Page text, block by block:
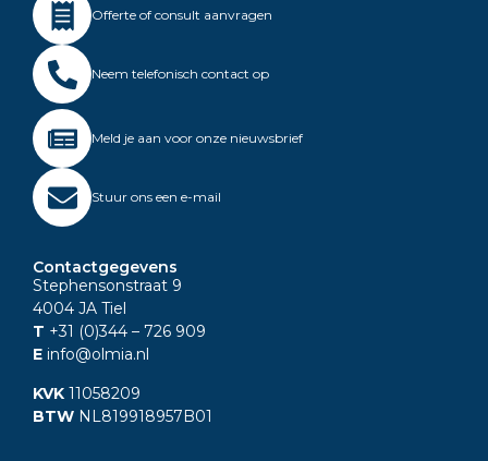
Offerte of consult aanvragen
Neem telefonisch contact op
Meld je aan voor onze nieuwsbrief
Stuur ons een e-mail
Contactgegevens
Stephensonstraat 9
4004 JA Tiel
T +31 (0)344 – 726 909
E info@olmia.nl
KVK 11058209
BTW NL819918957B01